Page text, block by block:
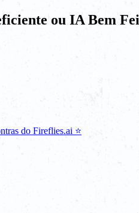
ou IA Bem
do Fireflies.ai ⭐